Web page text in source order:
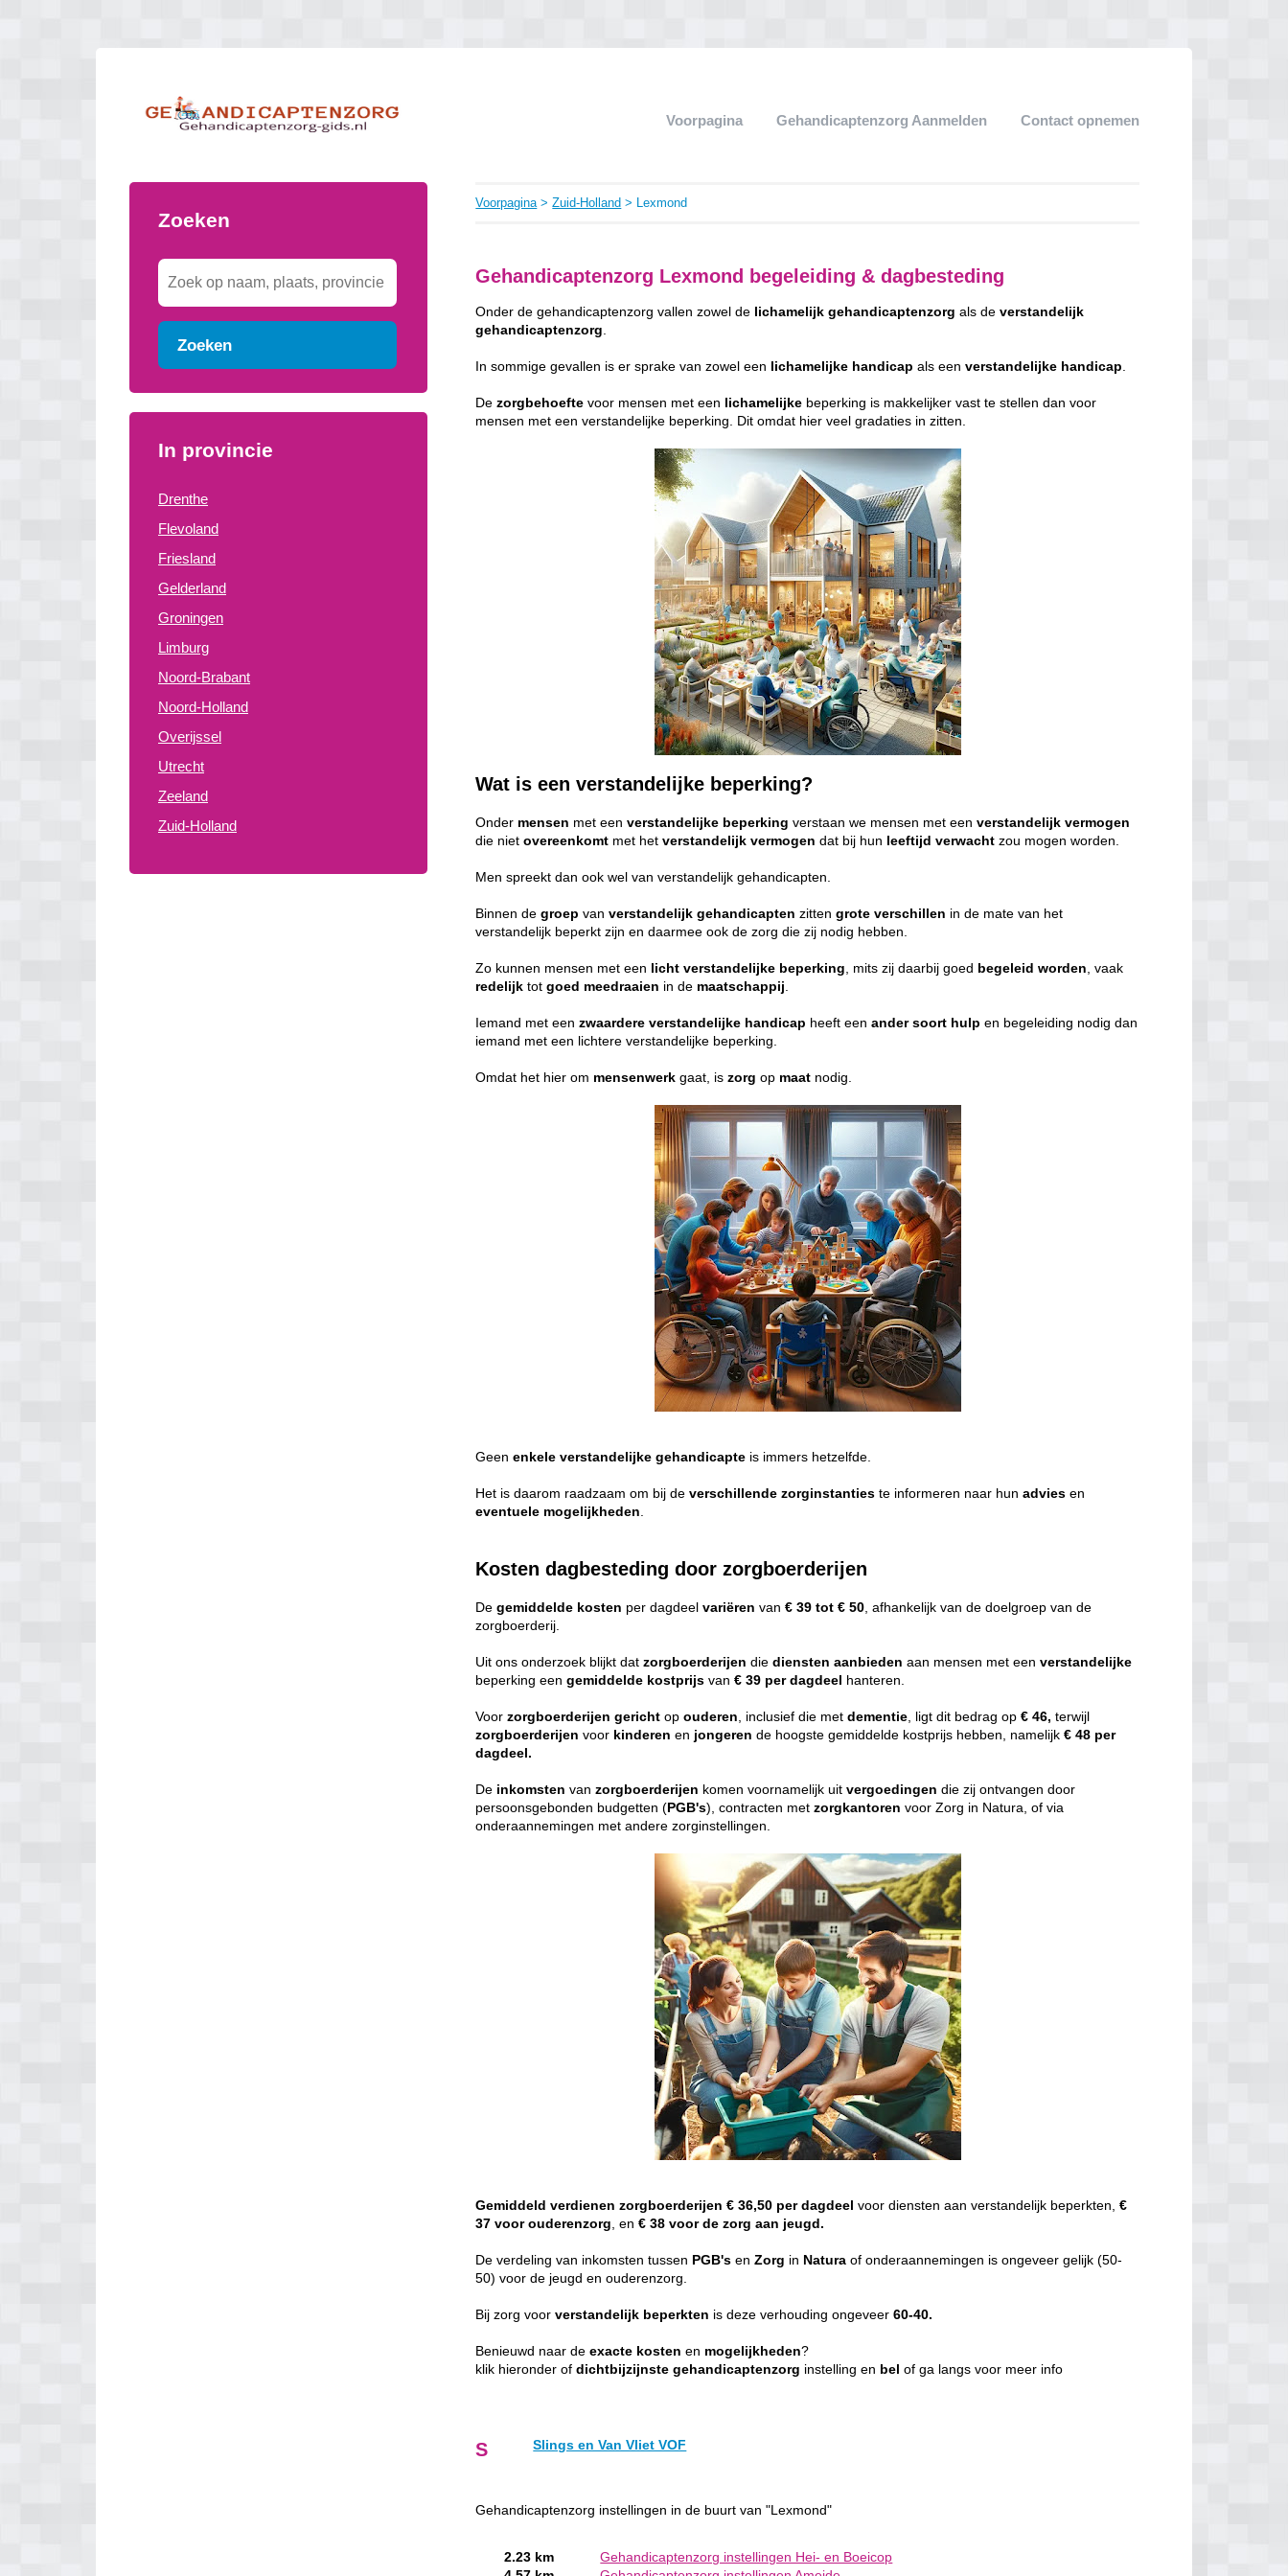
Voorpagina Gehandicaptenzorg Aanmelden Contact opnemen
Zoeken
Zoeken
In provincie
Drenthe
Flevoland
Friesland
Gelderland
Groningen
Limburg
Noord-Brabant
Noord-Holland
Overijssel
Utrecht
Zeeland
Zuid-Holland
Voorpagina>Zuid-Holland > Lexmond
Gehandicaptenzorg Lexmond begeleiding & dagbesteding
Onder de gehandicaptenzorg vallen zowel de lichamelijk gehandicaptenzorg als deverstandelijk
gehandicaptenzorg
In sommige gevallen is er sprake van zowel een lichamelijke handicap als eenverstandelijke handicap
Dezorgbehoefte voor mensen met een lichamelijke beperking is makkelijker vast te stellen dan voor
mensen met een verstandelijke beperking. Dit omdat hier veel gradaties in zitten.
Wat is een verstandelijke beperking?
Onder mensen met eenverstandelijke beperking verstaan we mensen met eenverstandelijk vermogen
die nietovereenkomt met hetverstandelijk vermogen dat bij hun leeftijd verwacht zou mogen worden.
Men spreekt dan ook wel van verstandelijk gehandicapten.
Binnen degroep vanverstandelijk gehandicapten zittengrote verschillen in de mate van het
verstandelijk beperkt zijn en daarmee ook de zorg die zij nodig hebben.
Zo kunnen mensen met een licht verstandelijke beperking, mits zij daarbij goed begeleid worden, vaak
redelijk totgoed meedraaien in de maatschappij.
Iemand met eenzwaardere verstandelijke handicap heeft eenander soort hulp en begeleiding nodig dan
iemand met een lichtere verstandelijke beperking.
Omdat het hier om mensenwerk gaat, iszorg op maat nodig.
Geenenkele verstandelijke gehandicapte is immers hetzelfde.
Het is daarom raadzaam om bij deverschillende zorginstanties te informeren naar hunadvies en
eventuele mogelijkheden.
Kosten dagbesteding door zorgboerderijen
Degemiddelde kosten per dagdeelvariëren van€ 39 tot € 50 , afhankelijk van de doelgroep van de
zorgboerderij.
Uit ons onderzoek blijkt datzorgboerderijen diediensten aanbieden aan mensen met eenverstandelijke
beperking eengemiddelde kostprijs van€ 39 per dagdeel hanteren.
Voorzorgboerderijen gericht opouderen , inclusief die metdementie , ligt dit bedrag op€ 46, terwijl
zorgboerderijen voor kinderen en jongeren de hoogste gemiddelde kostprijs hebben, namelijk€ 48 per
dagdeel.
De inkomsten vanzorgboerderijen komen voornamelijk uitvergoedingen die zij ontvangen door
persoonsgebonden budgetten ( PGB's), contracten metzorgkantoren voor Zorg in Natura, of via
onderaannemingen met andere zorginstellingen.
Gemiddeld verdienen zorgboerderijen € 36,50 per dagdeel voor diensten aan verstandelijk beperkten,€
37 voor ouderenzorg , en€ 38 voor de zorg aan jeugd.
De verdeling van inkomsten tussen PGB's enZorg in Natura of onderaannemingen is ongeveer gelijk (50-
50) voor de jeugd en ouderenzorg.
Bij zorg voorverstandelijk beperkten is deze verhouding ongeveer60-40.
Benieuwd naar deexacte kosten en mogelijkheden?
klik hieronder ofdichtbijzijnste gehandicaptenzorg instelling en bel of ga langs voor meer info
S Slings en Van Vliet VOF
Gehandicaptenzorg instellingen in de buurt van "Lexmond"
2.23 km
Gehandicaptenzorg instellingen Hei- en Boeicop